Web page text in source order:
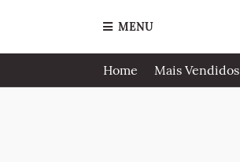
MENU
Home Mais Vendidos